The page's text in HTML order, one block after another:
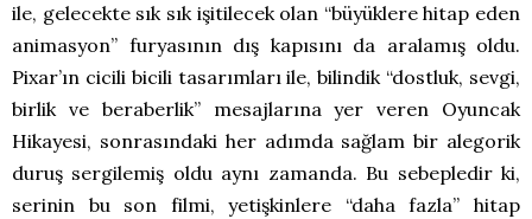
ile, gelecekte sık sık işitilecek olan “büyüklere hitap eden
animasyon” furyasının dış kapısını da aralamış oldu.
Pixar’ın cicili bicili tasarımları ile, bilindik “dostluk, sevgi,
birlik ve beraberlik” mesajlarına yer veren Oyuncak
Hikayesi, sonrasındaki her adımda sağlam bir alegorik
duruş sergilemiş oldu aynı zamanda. Bu sebepledir ki,
serinin bu son filmi, yetişkinlere “daha fazla” hitap